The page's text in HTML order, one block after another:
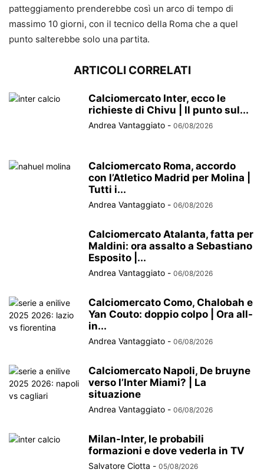
patteggiamento prenderebbe così un arco di tempo di
massimo 10 giorni, con il tecnico della Roma che a quel
punto salterebbe solo una partita.
ARTICOLI CORRELATI
Calciomercato Inter, ecco le
richieste di Chivu | Il punto sul...
Andrea Vantaggiato - 06/08/2026
Calciomercato Roma, accordo
con l’Atletico Madrid per Molina |
Tutti i...
Andrea Vantaggiato - 06/08/2026
Calciomercato Atalanta, fatta per
Maldini: ora assalto a Sebastiano
Esposito |...
Andrea Vantaggiato - 06/08/2026
Calciomercato Como, Chalobah e
Yan Couto: doppio colpo | Ora all-
in...
Andrea Vantaggiato - 06/08/2026
Calciomercato Napoli, De bruyne
verso l’Inter Miami? | La
situazione
Andrea Vantaggiato - 06/08/2026
Milan-Inter, le probabili
formazioni e dove vederla in TV
Salvatore Ciotta - 05/08/2026